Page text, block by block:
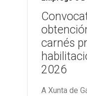
carnés
2026
A Xunta de